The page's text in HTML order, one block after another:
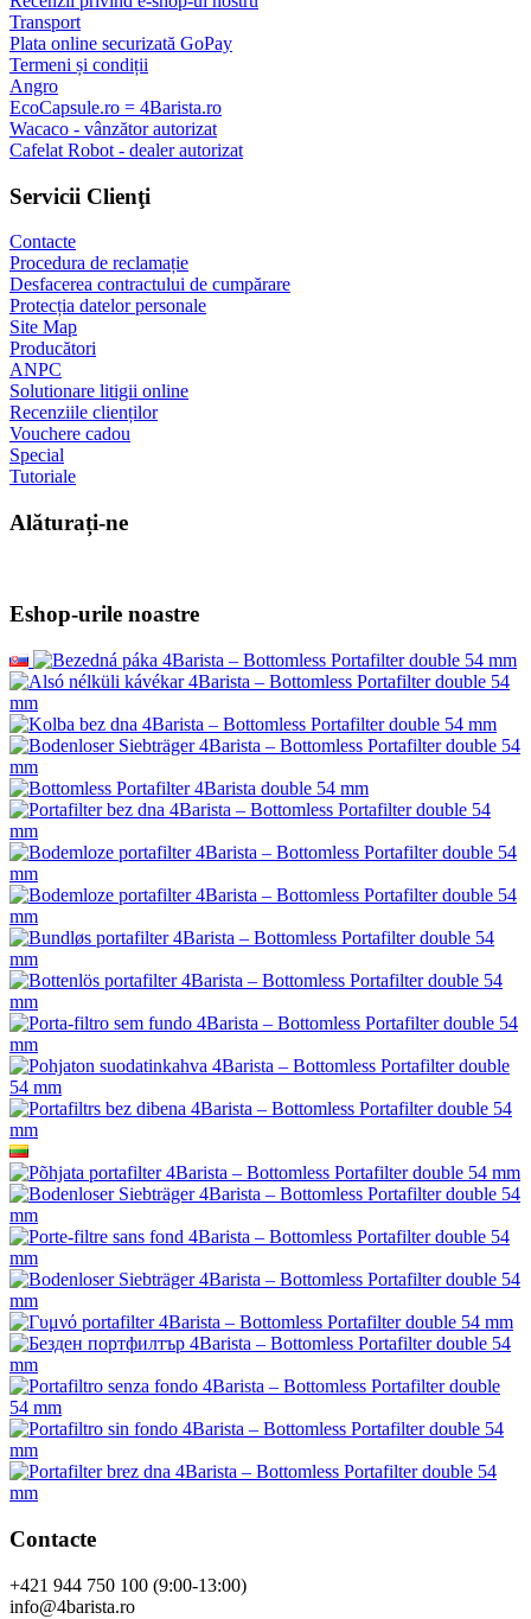
Transport
Plata online securizată GoPay
Termeni și condiții
Angro
EcoCapsule.ro = 4Barista.ro
Wacaco - vânzător autorizat
Cafelat Robot - dealer autorizat
Servicii Clienţi
Contacte
Procedura de reclamație
Desfacerea contractului de cumpărare
Protecția datelor personale
Site Map
Producători
ANPC
Solutionare litigii online
Recenziile clienților
Vouchere cadou
Special
Tutoriale
Alăturați-ne
Eshop-urile noastre
Contacte
+421 944 750 100 (9:00-13:00)
info@4barista.ro